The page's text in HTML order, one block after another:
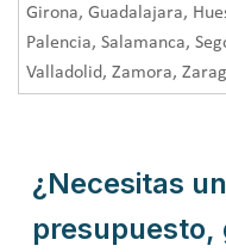
Girona, Guadalajara,
Palencia, Salamanca,
Valladolid, Zamora,
¿Necesitas
presupuesto,